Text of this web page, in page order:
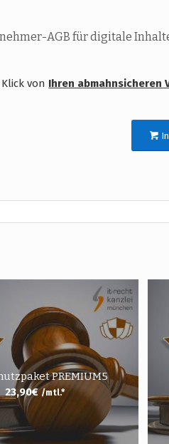
AGB für digitale Inhalte
von Ihren abmahnsicheren
PREMIUM5
23,90€ /mtl.*